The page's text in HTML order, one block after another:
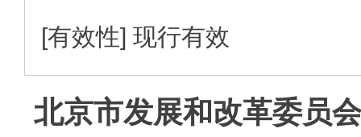
[有效性] 现行有效
北京市发展和改革委员